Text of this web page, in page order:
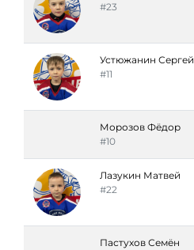
#23
Устюжанин Сергей
#11
Морозов Фёдор
#10
Лазукин Матвей
#22
Пастухов Семён